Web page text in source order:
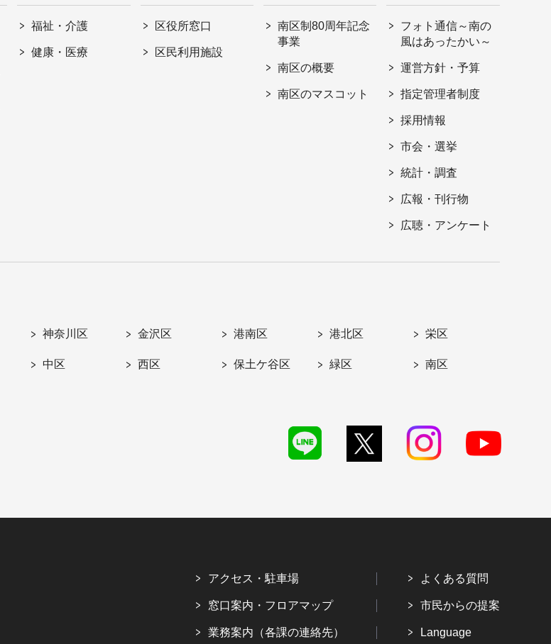
福祉・介護
健康・医療
区役所窓口
区民利用施設
南区制80周年記念
事業
南区の概要
南区のマスコット
フォト通信～南の
風はあったかい～
運営方針・予算
指定管理者制度
採用情報
市会・選挙
統計・調査
広報・刊行物
広聴・アンケート
神奈川区 金沢区 港南区 港北区 栄区
中区 西区 保土ケ谷区 緑区 南区
アクセス・駐車場
窓口案内・フロアマップ
業務案内（各課の連絡先）
よくある質問
市民からの提案
Language